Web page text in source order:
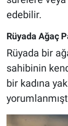
edebilir.
Rüyada Ağaç
Rüyada bir
sahibinin
bir kadına